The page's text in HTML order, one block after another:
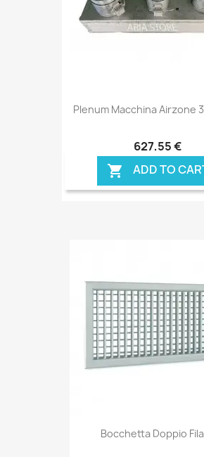
Plenum Macchina Airzone
627,55 €
 ADD TO
Bocchetta Doppio